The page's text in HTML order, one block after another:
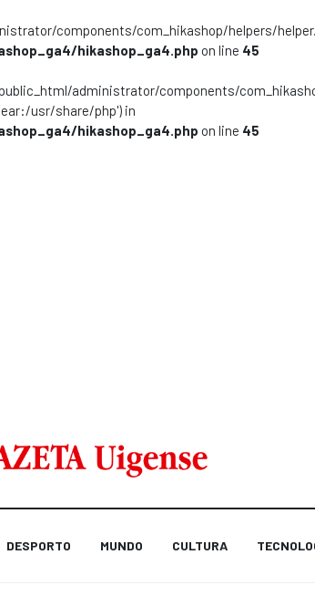
components/com_hikashop/helpers/
hikashop_ga4.php on line 45
administrator/components/
usr/share/php') in
hikashop_ga4.php on line 45
DESPORTO MUNDO CULTURA